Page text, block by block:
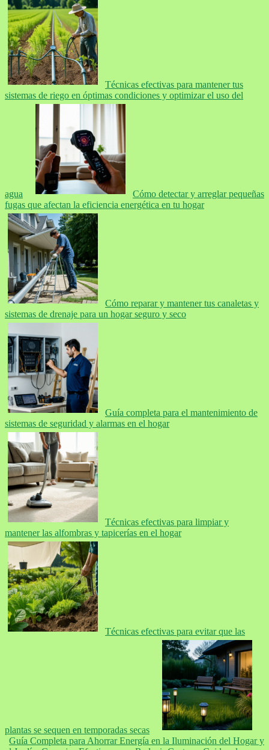
Técnicas efectivas para mantener tus
sistemas de riego en óptimas condiciones y optimizar el uso del
agua
Cómo detectar y arreglar pequeñas
fugas que afectan la eficiencia energética en tu hogar
Cómo reparar y mantener tus canaletas y
sistemas de drenaje para un hogar seguro y seco
Guía completa para el mantenimiento de
sistemas de seguridad y alarmas en el hogar
Técnicas efectivas para limpiar y
mantener las alfombras y tapicerías en el hogar
Técnicas efectivas para evitar que las
plantas se sequen en temporadas secas
Guía Completa para Ahorrar Energía en la Iluminación del Hogar y